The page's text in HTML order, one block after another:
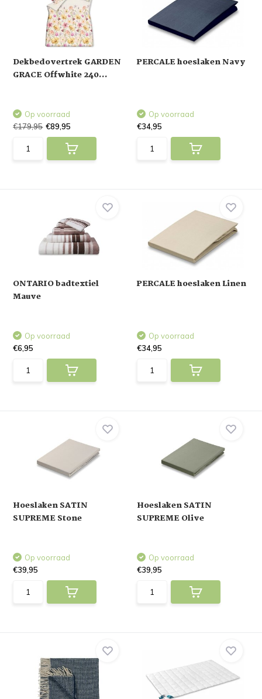
Dekbedovertrek GARDEN
GRACE Offwhite 240...
Op voorraad
€179,95 €89,95
PERCALE hoeslaken Navy
Op voorraad
€34,95
ONTARIO badtextiel
Mauve
Op voorraad
€6,95
PERCALE hoeslaken Linen
Op voorraad
€34,95
Hoeslaken SATIN
SUPREME Stone
Op voorraad
€39,95
Hoeslaken SATIN
SUPREME Olive
Op voorraad
€39,95